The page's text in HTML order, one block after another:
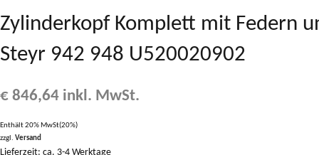
Zylinderkopf Komplett mit Federn
Steyr 942 948 U520020902
€ 846,64 inkl. MwSt.
Enthält 20% MwSt(20%)
zzgl. Versand
Lieferzeit: ca. 3-4 Werktage